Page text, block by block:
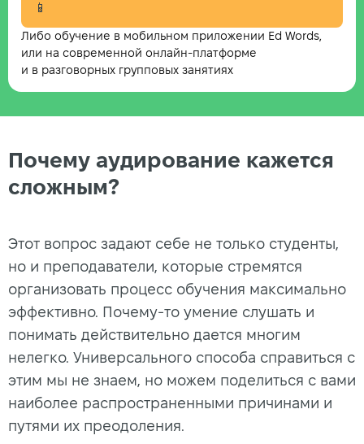
📱
Либо обучение в мобильном приложении Ed Words,
или на современной онлайн-платформе
и в разговорных групповых занятиях
Почему аудирование кажется
сложным?
Этот вопрос задают себе не только студенты,
но и преподаватели, которые стремятся
организовать процесс обучения максимально
эффективно. Почему-то умение слушать и
понимать действительно дается многим
нелегко. Универсального способа справиться с
этим мы не знаем, но можем поделиться с вами
наиболее распространенными причинами и
путями их преодоления.